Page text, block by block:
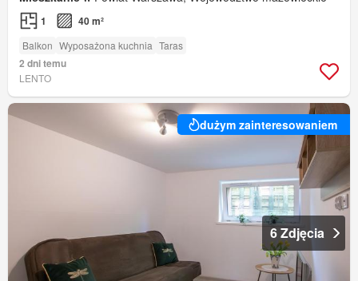
1 40 m²
Balkon Wyposażona kuchnia Taras
2 dni temu
LENTO
dużym zainteresowaniem
6 Zdjęcia